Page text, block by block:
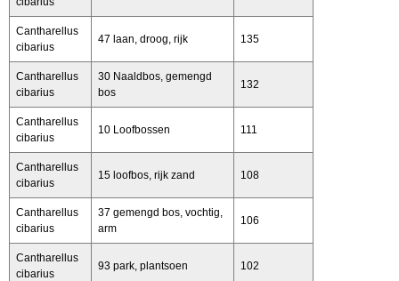
Cantharellus
cibarius
47 laan, droog, rijk 135
Cantharellus
cibarius
30 Naaldbos, gemengd
bos
132
Cantharellus
cibarius
10 Loofbossen 111
Cantharellus
cibarius
15 loofbos, rijk zand 108
Cantharellus
cibarius
37 gemengd bos, vochtig,
arm
106
Cantharellus
cibarius
93 park, plantsoen 102